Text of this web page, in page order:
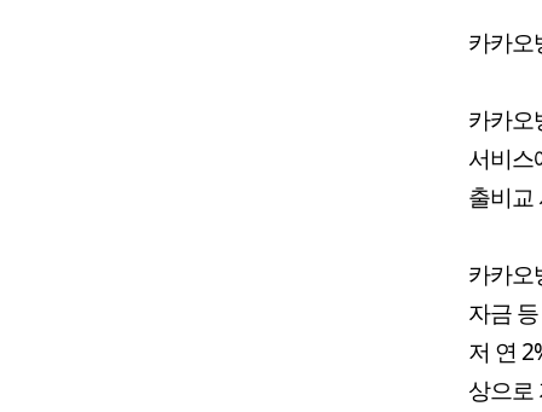
카카오
카카오
서비스
출비교
카카오
자금
저 연
상으로